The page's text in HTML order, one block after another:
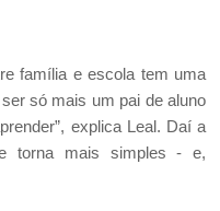
família e escola tem uma
só mais um pai de aluno
explica Leal. Daí a
torna mais simples - e,